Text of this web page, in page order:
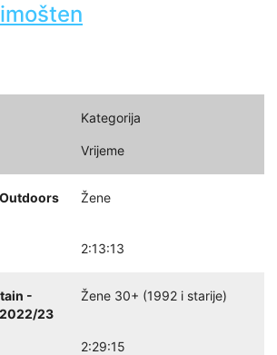
Kategorija
Vrijeme
Žene
2:13:13
-
23
Žene 30+ (1992 i starije)
2:29:15